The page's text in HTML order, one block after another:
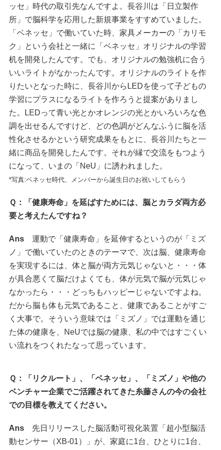
ッセ」時代の取引先なんですよ。長谷川は「日立製作
所」で脳科学を応用した新規事業をすすめていました。
「ベネッセ」で働いていた時、家具メーカーの「カリモ
ク」という会社と一緒に「ベネッセ」オリジナルの学習
机を開発したんです。でも、オリジナルの勉強机に合う
いいライトがなかったんです。オリジナルのライトを作
りたいとなった時に、長谷川からLEDを使って子どもの
学習にプラスになるライトを作ろうと提案がありまし
た。LEDって青い光とかオレンジの光とかいろいろな色
調を出せるんですけど、どの色調がどんなふうに脳を活
性化させるかという研究成果をもとに、長谷川たちと一
緒に商品を開発したんです。それが縁で交流をもつよう
になって、いまの「NeU」に誘われました。
*写真:ベネッセ時代、メンバーから誕生日のお祝いしてもらう
Ｑ：「健康寿命」を延ばすためには、脳とカラダ両方必
要と考えたんですね？
Ans運動で「健康寿命」を延伸するというのが「ミズ
ノ」で働いていたのときのテーマで、次は脳、健康寿命
を実現するには、体と脳が両方元気じゃないと・・・体
が具合悪くて脳だけよくても、体が元気で脳が元気じゃ
なかったら・・・どっちもハッピーじゃないですよね。
だから脳も体も元気であること、健康であることがすご
く大事で。そういう意味では「ミズノ」では運動を通じ
た体の健康を、NeUでは脳の健康、私の中ではすごくい
い流れをつくれたなって思っています。
Ｑ：「リクルート」、「ベネッセ」、「ミズノ」や他の
ベンチャー企業でご活躍されてきた糸藤さんの今の会社
での目標を教えてください。
Ans先日リリースした脳活動可視化装置「超小型脳活
動センサー（XB-01）」が、家庭に1台、ひとりに1台、